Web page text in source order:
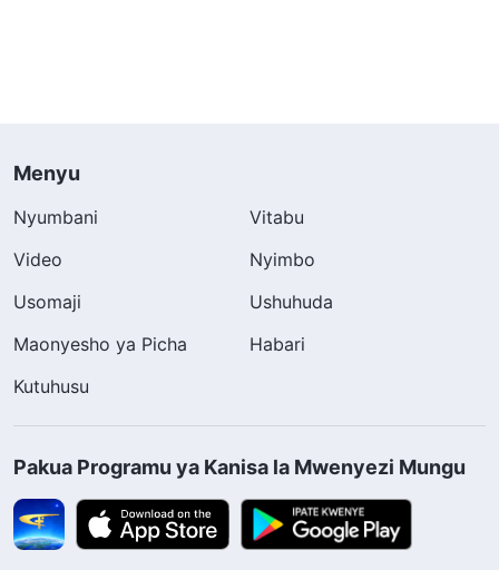
Menyu
Nyumbani
Vitabu
Video
Nyimbo
Usomaji
Ushuhuda
Maonyesho ya Picha
Habari
Kutuhusu
Pakua Programu ya Kanisa la Mwenyezi Mungu